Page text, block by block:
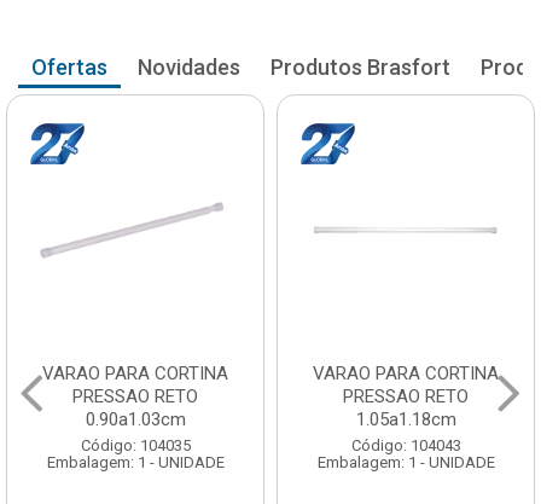
Ofertas Novidades Produtos Brasfort
VARAO PARA CORTINA
PRESSAO RETO
1.05a1.18cm
Código: 104043
Embalagem: 1 - UNIDADE
VARAO PARA CORTINA
PRESSAO RETO
1.20a1.33cm
Código: 104051
Embalagem: 1 - UNIDADE